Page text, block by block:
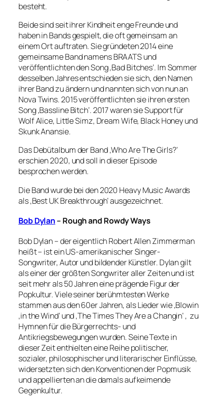
besteht.
Beide sind seit ihrer Kindheit enge Freunde und
haben in Bands gespielt, die oft gemeinsam an
einem Ort auftraten. Sie gründeten 2014 eine
gemeinsame Band namens BRAATS und
veröffentlichten den Song ‚Bad Bitches‘. Im Sommer
desselben Jahres entschieden sie sich, den Namen
ihrer Band zu ändern und nannten sich von nun an
Nova Twins. 2015 veröffentlichten sie ihren ersten
Song ‚Bassline Bitch‘. 2017 waren sie Support für
Wolf Alice, Little Simz, Dream Wife, Black Honey und
Skunk Anansie.
Das Debütalbum der Band ‚Who Are The Girls?‘
erschien 2020, und soll in dieser Episode
besprochen werden.
Die Band wurde bei den 2020 Heavy Music Awards
als ‚Best UK Breakthrough‘ ausgezeichnet.
Bob Dylan– Rough and Rowdy Ways
Bob Dylan – der eigentlich Robert Allen Zimmerman
heißt – ist ein US-amerikanischer Singer-
Songwriter, Autor und bildender Künstler. Dylan gilt
als einer der größten Songwriter aller Zeiten und ist
seit mehr als 50 Jahren eine prägende Figur der
Popkultur. Viele seiner berühmtesten Werke
stammen aus den 60er Jahren, als Lieder wie ‚Blowin
‚in the Wind‘ und ‚The Times They Are a Changin‘ ‚ zu
Hymnen für die Bürgerrechts- und
Antikriegsbewegungen wurden. Seine Texte in
dieser Zeit enthielten eine Reihe politischer,
sozialer, philosophischer und literarischer Einflüsse,
widersetzten sich den Konventionen der Popmusik
und appellierten an die damals aufkeimende
Gegenkultur.